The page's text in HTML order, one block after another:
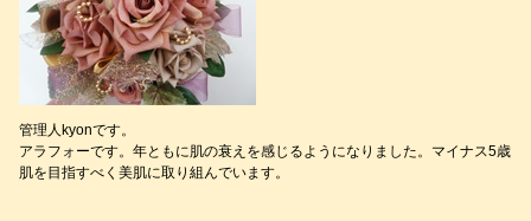
管理人kyonです。
アラフォーです。年ともに肌の衰えを感じるようになりました。マイナス5歳
肌を目指すべく美肌に取り組んでいます。